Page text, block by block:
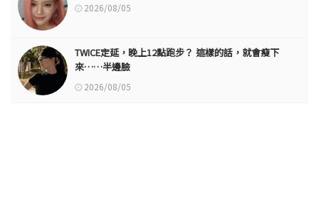
2026/08/05
TWICE定延，晚上12點跑步？ 這樣的話，就會瘦下
來……半邊臉
2026/08/05